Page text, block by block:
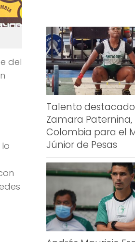
del
Talento
Zamara
Colombia para el
Júnior de Pesas